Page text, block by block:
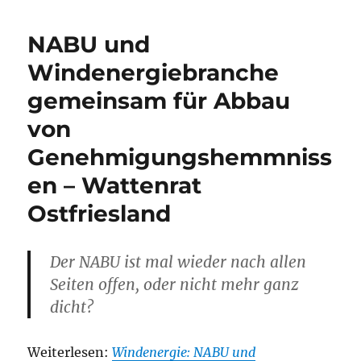
NABU und
Windenergiebranche
gemeinsam für Abbau
von
Genehmigungshemmniss
en – Wattenrat
Ostfriesland
Der NABU ist mal wieder nach allen
Seiten offen, oder nicht mehr ganz
dicht?
Weiterlesen:Windenergie: NABU und